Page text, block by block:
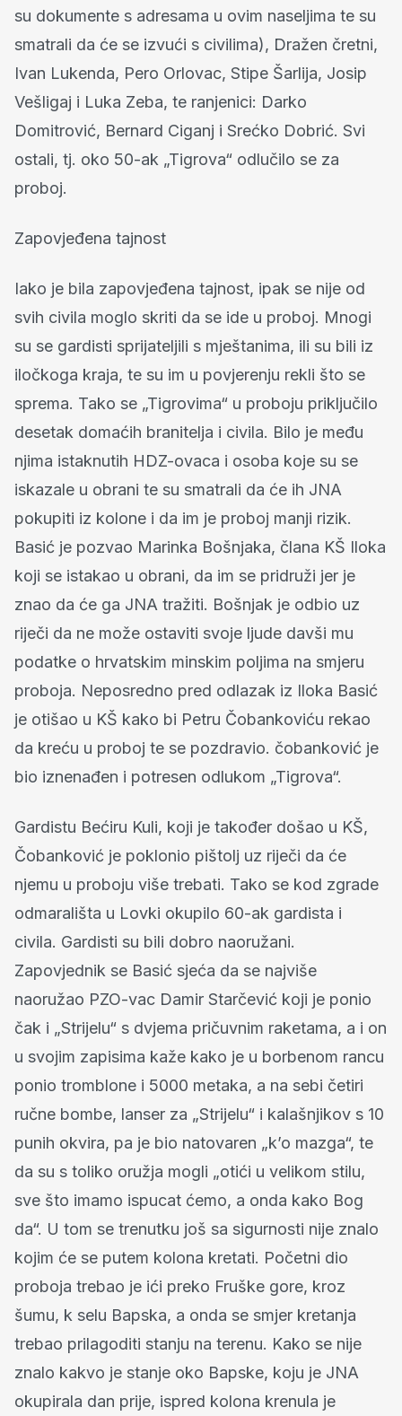
su dokumente s adresama u ovim naseljima te su
smatrali da će se izvući s civilima), Dražen čretni,
Ivan Lukenda, Pero Orlovac, Stipe Šarlija, Josip
Vešligaj i Luka Zeba, te ranjenici: Darko
Domitrović, Bernard Ciganj i Srećko Dobrić. Svi
ostali, tj. oko 50-ak „Tigrova“ odlučilo se za
proboj.
Zapovjeđena tajnost
Iako je bila zapovjeđena tajnost, ipak se nije od
svih civila moglo skriti da se ide u proboj. Mnogi
su se gardisti sprijateljili s mještanima, ili su bili iz
iločkoga kraja, te su im u povjerenju rekli što se
sprema. Tako se „Tigrovima“ u proboju priključilo
desetak domaćih branitelja i civila. Bilo je među
njima istaknutih HDZ-ovaca i osoba koje su se
iskazale u obrani te su smatrali da će ih JNA
pokupiti iz kolone i da im je proboj manji rizik.
Basić je pozvao Marinka Bošnjaka, člana KŠ Iloka
koji se istakao u obrani, da im se pridruži jer je
znao da će ga JNA tražiti. Bošnjak je odbio uz
riječi da ne može ostaviti svoje ljude davši mu
podatke o hrvatskim minskim poljima na smjeru
proboja. Neposredno pred odlazak iz Iloka Basić
je otišao u KŠ kako bi Petru Čobankoviću rekao
da kreću u proboj te se pozdravio. čobanković je
bio iznenađen i potresen odlukom „Tigrova“.
Gardistu Bećiru Kuli, koji je također došao u KŠ,
Čobanković je poklonio pištolj uz riječi da će
njemu u proboju više trebati. Tako se kod zgrade
odmarališta u Lovki okupilo 60-ak gardista i
civila. Gardisti su bili dobro naoružani.
Zapovjednik se Basić sjeća da se najviše
naoružao PZO-vac Damir Starčević koji je ponio
čak i „Strijelu“ s dvjema pričuvnim raketama, a i on
u svojim zapisima kaže kako je u borbenom rancu
ponio tromblone i 5000 metaka, a na sebi četiri
ručne bombe, lanser za „Strijelu“ i kalašnjikov s 10
punih okvira, pa je bio natovaren „k’o mazga“, te
da su s toliko oružja mogli „otići u velikom stilu,
sve što imamo ispucat ćemo, a onda kako Bog
da“. U tom se trenutku još sa sigurnosti nije znalo
kojim će se putem kolona kretati. Početni dio
proboja trebao je ići preko Fruške gore, kroz
šumu, k selu Bapska, a onda se smjer kretanja
trebao prilagoditi stanju na terenu. Kako se nije
znalo kakvo je stanje oko Bapske, koju je JNA
okupirala dan prije, ispred kolona krenula je